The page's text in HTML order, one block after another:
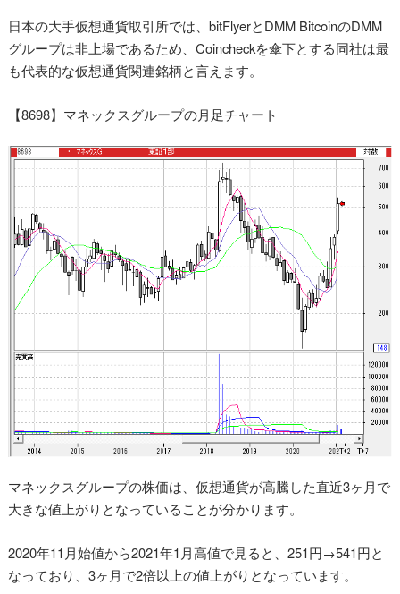
日本の大手仮想通貨取引所では、bitFlyerとDMM BitcoinのDMM
グループは非上場であるため、Coincheckを傘下とする同社は最
も代表的な仮想通貨関連銘柄と言えます。
【8698】マネックスグループの月足チャート
マネックスグループの株価は、仮想通貨が高騰した直近3ヶ月で
大きな値上がりとなっていることが分かります。
2020年11月始値から2021年1月高値で見ると、251円→541円と
なっており、3ヶ月で2倍以上の値上がりとなっています。